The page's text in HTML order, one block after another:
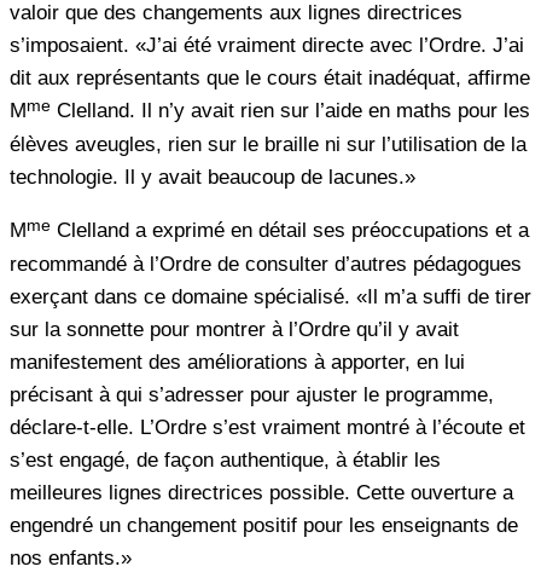
valoir que des changements aux lignes directrices
s’imposaient. «J’ai été vraiment directe avec l’Ordre. J’ai
dit aux représentants que le cours était inadéquat, affirme
Mme Clelland. Il n’y avait rien sur l’aide en maths pour les
élèves aveugles, rien sur le braille ni sur l’utilisation de la
technologie. Il y avait beaucoup de lacunes.»
Mme Clelland a exprimé en détail ses préoccupations et a
recommandé à l’Ordre de consulter d’autres pédagogues
exerçant dans ce domaine spécialisé. «Il m’a suffi de tirer
sur la sonnette pour montrer à l’Ordre qu’il y avait
manifestement des améliorations à apporter, en lui
précisant à qui s’adresser pour ajuster le programme,
déclare-t-elle. L’Ordre s’est vraiment montré à l’écoute et
s’est engagé, de façon authentique, à établir les
meilleures lignes directrices possible. Cette ouverture a
engendré un changement positif pour les enseignants de
nos enfants.»